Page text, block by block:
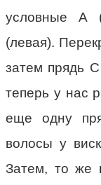
условные А
(левая).
затем прядь
теперь у нас
еще одну
волосы у
Затем, то же